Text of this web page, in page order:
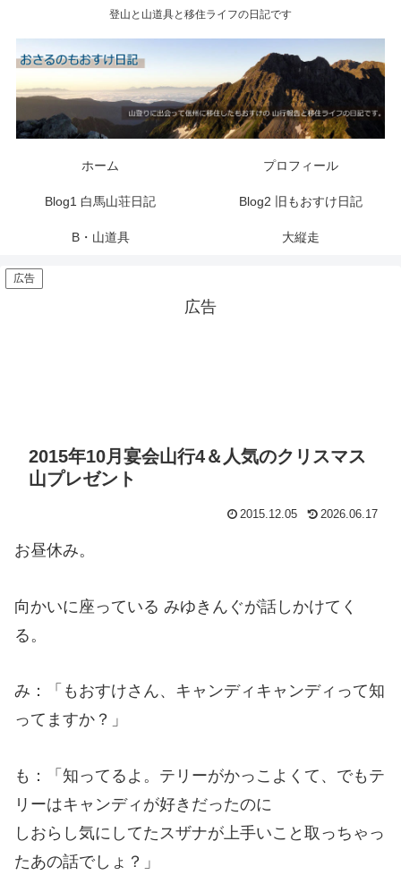
登山と山道具と移住ライフの日記です
ホーム プロフィール
Blog1 白馬山荘日記 Blog2 旧もおすけ日記
B・山道具 大縦走
広告
広告
2015年10月宴会山行4＆人気のクリスマス
山プレゼント
2015.12.05 2026.06.17
お昼休み。
向かいに座っている みゆきんぐが話しかけてく
る。
み：「もおすけさん、キャンディキャンディって知
ってますか？」
も：「知ってるよ。テリーがかっこよくて、でもテ
リーはキャンディが好きだったのに
しおらし気にしてたスザナが上手いこと取っちゃっ
たあの話でしょ？」